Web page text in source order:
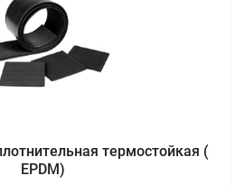
термостойкая (
EPDM)